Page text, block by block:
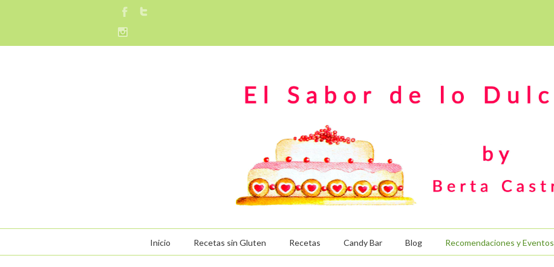
Inicio Recetas sin Gluten Recetas Candy Bar Blog Recomendaciones y Eventos